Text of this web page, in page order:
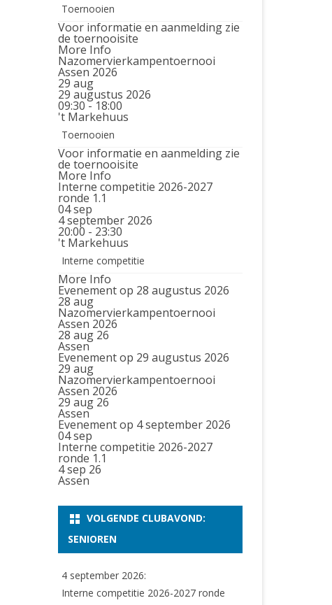
Toernooien
Voor informatie en aanmelding zie
de toernooisite
More Info
Nazomervierkampentoernooi
Assen 2026
29 aug
29 augustus 2026
09:30 - 18:00
't Markehuus
Toernooien
Voor informatie en aanmelding zie
de toernooisite
More Info
Interne competitie 2026-2027
ronde 1.1
04sep
4 september 2026
20:00 - 23:30
't Markehuus
Interne competitie
More Info
Evenement op 28 augustus 2026
28 aug
Nazomervierkampentoernooi
Assen 2026
28 aug 26
Assen
Evenement op 29 augustus 2026
29 aug
Nazomervierkampentoernooi
Assen 2026
29 aug 26
Assen
Evenement op 4 september 2026
04sep
Interne competitie 2026-2027
ronde 1.1
4 sep 26
Assen
VOLGENDE CLUBAVOND:
SENIOREN
4 september 2026:
Interne competitie 2026-2027 ronde